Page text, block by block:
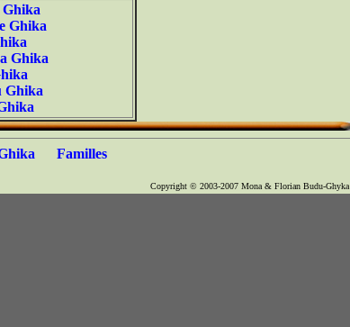
Ghika
Ghika
Ghika
Familles
Copyright © 2003-2007 Mona & Florian Budu-Ghyka